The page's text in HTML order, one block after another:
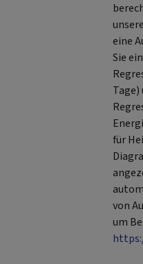
eine
Sie
für
von
um